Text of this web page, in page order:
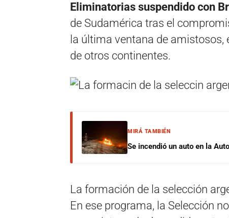
Eliminatorias suspendido con
de Sudamérica tras el
la última ventana de amistosos,
de otros continentes.
MIRÁ TAMBIÉN
Se incendió un auto en la
La formación de la selección
En ese programa, la Selección